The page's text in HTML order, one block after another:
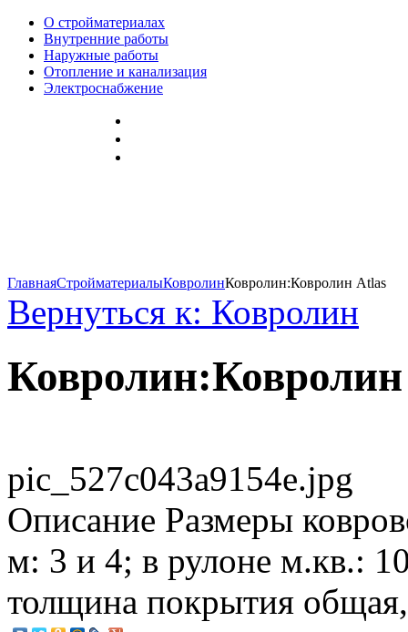
О стройматериалах
Внутренние работы
Наружные работы
Отопление и канализация
Электроснабжение
ГлавнаяСтройматериалыКовролинКовролин:Ковролин Atlas
Вернуться к: Ковролин
pic_527c043a9154e.jpg
Описание Размеры
м: 3 и 4; в рулоне м.кв.:
толщина покрытия